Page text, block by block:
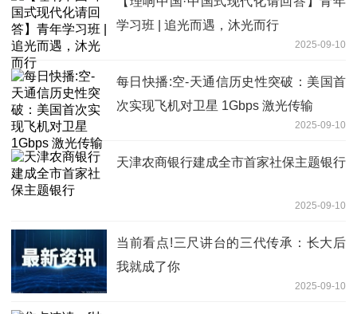
学习班 | 追光而遇，沐光而行
2025-09-10
每日快播:空-天通信历史性突破：美国首
次实现飞机对卫星 1Gbps 激光传输
2025-09-10
天津农商银行建成全市首家社保主题银行
2025-09-10
当前看点!三尺讲台的三代传承：长大后
我就成了你
2025-09-10